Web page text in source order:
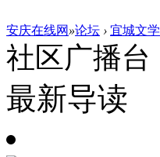
安庆在线网 »论坛 › 宜城文学
社区广播台
最新导读